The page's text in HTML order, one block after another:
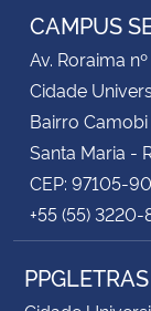
CAMPUS
Av. Roraima
Cidade
Bairro Camobi
Santa Maria -
CEP: 97105-
+55 (55)
PPGLETRAS